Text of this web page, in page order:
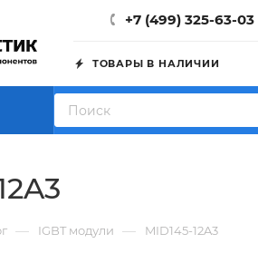
+7 (499) 325-63-03
ТОВАРЫ В НАЛИЧИИ
— IGBT модули — MID145-12A3